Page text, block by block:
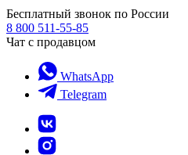
Бесплатный звонок по России
8 800 511-55-85
Чат с продавцом
WhatsApp
Telegram